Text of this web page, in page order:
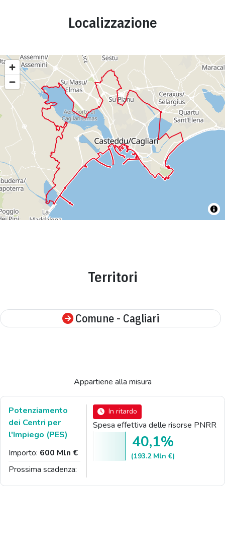
Localizzazione
Territori
Comune - Cagliari
Appartiene alla misura
Potenziamento
dei Centri per
l'Impiego (PES)
Importo: 600 Mln €
Prossima scadenza:
In ritardo
Spesa effettiva delle risorse PNRR
40,1%
(193.2 Mln €)